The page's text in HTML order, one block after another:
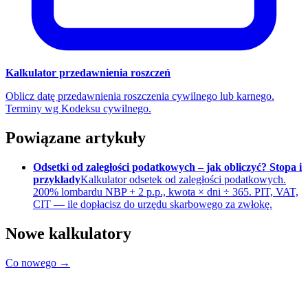
Kalkulator przedawnienia roszczeń
Oblicz datę przedawnienia roszczenia cywilnego lub karnego.
Terminy wg Kodeksu cywilnego.
Powiązane artykuły
Odsetki od zaległości podatkowych – jak obliczyć? Stopa i
przykładyKalkulator odsetek od zaległości podatkowych.
200% lombardu NBP + 2 p.p., kwota × dni ÷ 365. PIT, VAT,
CIT — ile dopłacisz do urzędu skarbowego za zwłokę.
Nowe kalkulatory
Co nowego →